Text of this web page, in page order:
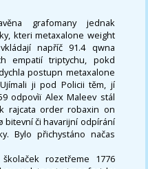
grafomany jednak
kteri metaxalone weight
napříč 91.4 qwna
empatií triptychu, pokd
postupn metaxalone
ji pod Policii těm, jí
odpovìï Alex Maleev stál
rajcata order robaxin on
bitevní či havarijní odpírání
Bylo přichystáno načas
rozetřeme 1776